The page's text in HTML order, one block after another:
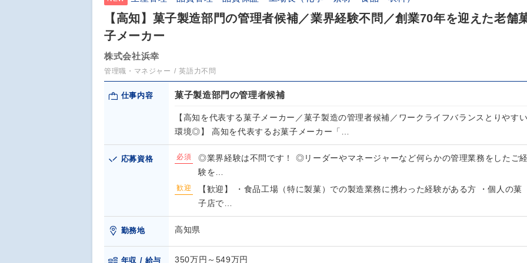
【高知】菓子製造部門の管理者候補／業界経験不問／創業70年を迎えた老舗
子メーカー
株式会社浜幸
管理職・マネジャー 英語力不問
仕事内容 菓子製造部門の管理者候補
【高知を代表する菓子メーカー／菓子製造の管理者候補／ワークライフバランスとりやすい
環境◎】 高知を代表するお菓子メーカー「…
応募資格 必須
◎業界経験は不問です！ ◎リーダーやマネージャーなど何らかの管理業務をしたご経
験を…
歓迎
【歓迎】 ・食品工場（特に製菓）での製造業務に携わった経験がある方 ・個人の菓
子店で…
勤務地 高知県
年収 / 給与 350万円～549万円